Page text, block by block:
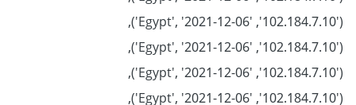
('102.184.7.10', 'Egypt', '2021-12-06'),
('102.184.7.10', 'Egypt', '2021-12-06'),
('102.184.7.10', 'Egypt', '2021-12-06'),
('102.184.7.10', 'Egypt', '2021-12-06'),